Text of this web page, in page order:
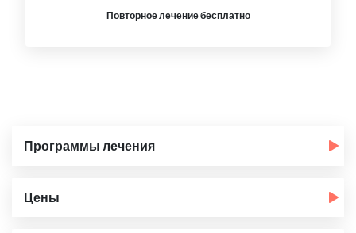
Повторное лечение бесплатно
Программы лечения
Цены